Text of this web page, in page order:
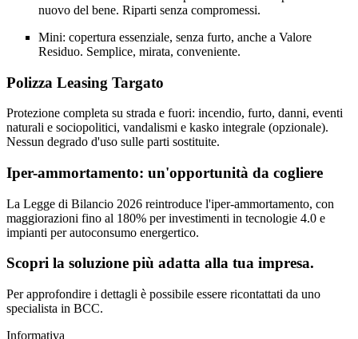
nuovo del bene. Riparti senza compromessi.
Mini: copertura essenziale, senza furto, anche a Valore
Residuo. Semplice, mirata, conveniente.
Polizza Leasing Targato
Protezione completa su strada e fuori: incendio, furto, danni, eventi
naturali e sociopolitici, vandalismi e kasko integrale (opzionale).
Nessun degrado d'uso sulle parti sostituite.
Iper-ammortamento: un'opportunità da cogliere
La Legge di Bilancio 2026 reintroduce l'iper-ammortamento, con
maggiorazioni fino al 180% per investimenti in tecnologie 4.0 e
impianti per autoconsumo energertico.
Scopri la soluzione più adatta alla tua impresa.
Per approfondire i dettagli è possibile essere ricontattati da uno
specialista in BCC.
Informativa